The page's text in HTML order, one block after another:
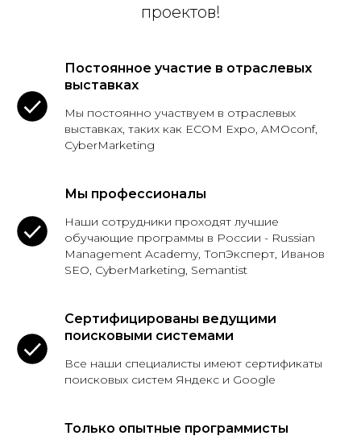
проектов!
Постоянное участие в отраслевых
выставках
Мы постоянно участвуем в отраслевых
выставках, таких как ECOM Expo, AMOconf,
CyberMarketing
Мы профессионалы
Наши сотрудники проходят лучшие
обучающие программы в России - Russian
Management Academy, ТопЭксперт, Иванов
SEO, CyberMarketing, Semantist
Сертифицированы ведущими
поисковыми системами
Все наши специалисты имеют сертификаты
поисковых систем Яндекс и Google
Только опытные программисты